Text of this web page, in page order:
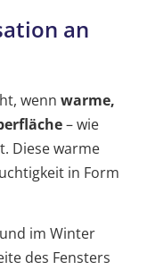
an
wenn warme,
– wie
Diese warme
in Form
im Winter
des Fensters